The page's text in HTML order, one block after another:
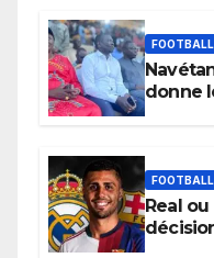
FOOTBALL
donne
FOOTBALL
Real